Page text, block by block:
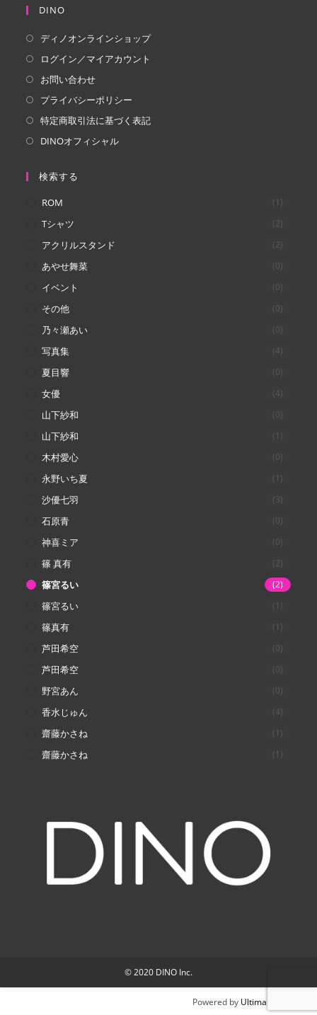
し
タ
ブ
で
開
く
タ
ブ
で
開
く
DINO
ディノオンラインショップ
ログイン／マイアカウント
お問い合わせ
プライバシーポリシー
特定商取引法に基づく表記
DINOオフィシャル
検索する
ROM (1)
Tシャツ (2)
アクリルスタンド (2)
あやせ舞菜 (0)
イベント (0)
その他 (0)
乃々瀬あい (0)
写真集 (4)
夏目響 (0)
女優 (4)
山下紗和 (0)
山下紗和 (1)
木村愛心 (0)
永野いち夏 (1)
沙優七羽 (3)
石原青 (0)
神喜ミア (0)
篠 真有 (2)
篠宮るい (2)
篠宮るい (1)
篠真有 (1)
芦田希空 (0)
芦田希空 (0)
野宮あん (0)
香水じゅん (4)
齋藤かさね (1)
齋藤かさね (1)
© 2020 DINO Inc.
Powered by Ultimate Auction